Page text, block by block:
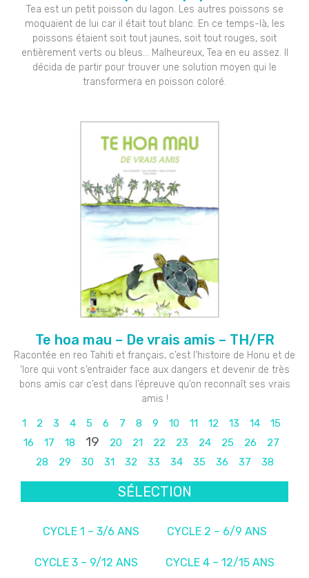
Tea est un petit poisson du lagon. Les autres poissons se
moquaient de lui car il était tout blanc. En ce temps-là, les
poissons étaient soit tout jaunes, soit tout rouges, soit
entièrement verts ou bleus… Malheureux, Tea en eu assez. Il
décida de partir pour trouver une solution moyen qui le
transformera en poisson coloré.
Te hoa mau – De vrais amis – TH/FR
Racontée en reo Tahiti et français, c’est l’histoire de Honu et de
‘Iore qui vont s’entraider face aux dangers et devenir de très
bons amis car c’est dans l’épreuve qu’on reconnaît ses vrais
amis !
1 2 3 4 5 6 7 8 9 10 11 12 13 14
15
16
17 18 19 20 21 22 23 24 25 26
27
28
29 30 31 32 33 34 35 36 37 38
SÉLECTION
CYCLE 1 – 3/6 ANS CYCLE 2 – 6/9 ANS
CYCLE 3 – 9/12 ANS CYCLE 4 – 12/15 ANS